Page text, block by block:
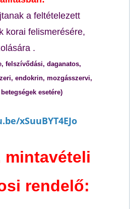
a feltételezett
korai felismerésére,
.
felszívődási, daganatos,
endokrin, mozgásszervi,
esetére)
xSuuBYT4EJo
mintavételi
rendelő: